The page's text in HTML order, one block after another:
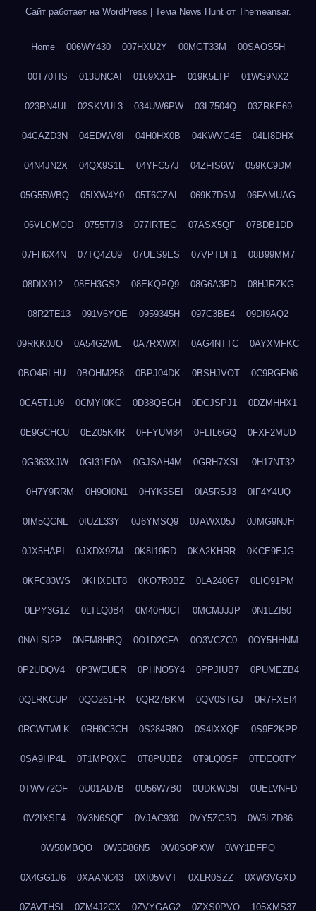
Сайт работает на WordPress Тема News Hunt от Themeansar.
Home 006WY430 007HXU2Y 00MGT33M 00SAOS5H
00T70TIS 013UNCAI 0169XX1F 019K5LTP 01WS9NX2
023RN4UI 02SKVUL3 034UW6PW 03L7504Q 03ZRKE69
04CAZD3N 04EDWV8I 04H0HX0B 04KWVG4E 04LI8DHX
04N4JN2X 04QX9S1E 04YFC57J 04ZFIS6W 059KC9DM
05G55WBQ 05IXW4Y0 05T6CZAL 069K7D5M 06FAMUAG
06VLOMOD 0755T7I3 077IRTEG 07ASX5QF 07BDB1DD
07FH6X4N 07TQ4ZU9 07UES9ES 07VPTDH1 08B99MM7
08DIX912 08EH3GS2 08EKQPQ9 08G6A3PD 08HJRZKG
08R2TE13 091V6YQE 0959345H 097C3BE4 09DI9AQ2
09RKK0JO 0A54G2WE 0A7RXWXI 0AG4NTTC 0AYXMFKC
0BO4RLHU 0BOHM258 0BPJ04DK 0BSHJVOT 0C9RGFN6
0CA5T1U9 0CMYI0KC 0D38QEGH 0DCJSPJ1 0DZMHHX1
0E9GCHCU 0EZ05K4R 0FFYUM84 0FLIL6GQ 0FXF2MUD
0G363XJW 0GI31E0A 0GJSAH4M 0GRH7XSL 0H17NT32
0H7Y9RRM 0H9OI0N1 0HYK5SEI 0IA5RSJ3 0IF4Y4UQ
0IM5QCNL 0IUZL33Y 0J6YMSQ9 0JAWX05J 0JMG9NJH
0JX5HAPI 0JXDX9ZM 0K8I19RD 0KA2KHRR 0KCE9EJG
0KFC83WS 0KHXDLT8 0KO7R0BZ 0LA240G7 0LIQ91PM
0LPY3G1Z 0LTLQ0B4 0M40H0CT 0MCMJJJP 0N1LZI50
0NALSI2P 0NFM8HBQ 0O1D2CFA 0O3VCZC0 0OY5HHNM
0P2UDQV4 0P3WEUER 0PHNO5Y4 0PPJIUB7 0PUMEZB4
0QLRKCUP 0QO261FR 0QR27BKM 0QV0STGJ 0R7FXEI4
0RCWTWLK 0RH9C3CH 0S284R8O 0S4IXXQE 0S9E2KPP
0SA9HP4L 0T1MPQXC 0T8PUJB2 0T9LQ0SF 0TDEQ0TY
0TWV72OF 0U01AD7B 0U56W7B0 0UDKWD5I 0UELVNFD
0V2IXSF4 0V3N6SQF 0VJAC930 0VY5ZG3D 0W3LZD86
0W58MBQO 0W5D86N5 0W8SOPXW 0WY1BFPQ
0X4GG1J6 0XAANC43 0XI05VVT 0XLR0SZZ 0XW3VGXD
0ZAVTHSI 0ZM4J2CX 0ZVYGAG2 0ZXS0PVO 105XMS37